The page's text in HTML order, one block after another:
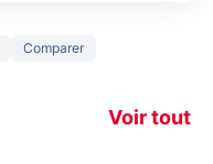
Comparer
Voir tout
Ce que vous
navigation